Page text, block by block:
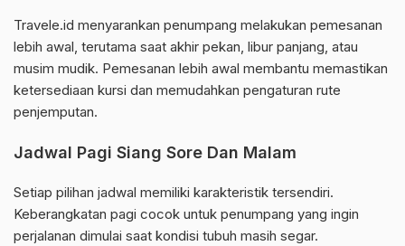
Travele.id menyarankan penumpang melakukan pemesanan
lebih awal, terutama saat akhir pekan, libur panjang, atau
musim mudik. Pemesanan lebih awal membantu memastikan
ketersediaan kursi dan memudahkan pengaturan rute
penjemputan.
Jadwal Pagi Siang Sore Dan Malam
Setiap pilihan jadwal memiliki karakteristik tersendiri.
Keberangkatan pagi cocok untuk penumpang yang ingin
perjalanan dimulai saat kondisi tubuh masih segar.